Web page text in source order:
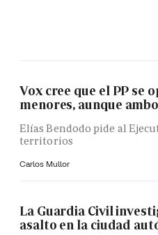
Vox cree que el PP se
menores, aunque
Elías Bendodo pide al
territorios
Carlos Mullor
La Guardia Civil
asalto en la ciudad